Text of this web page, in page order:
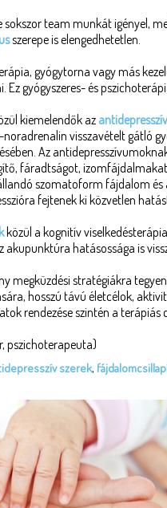
sokszor team munkát igényel,
szerepe is elengedhetetlen.
gyógytorna vagy más
Ez gyógyszeres- és
kiemelendők az
visszavételt gátló
Az
fáradtságot,
szomatoform fájdalom és
fejtenek ki közvetlen
közül a kognitív
akupunktúra hatásossága is
megküzdési stratégiákra
hosszú távú életcélok,
rendezése szintén a
pszichoterapeuta)
szerek,